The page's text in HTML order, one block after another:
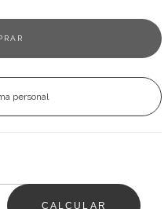
personal
CALCULAR